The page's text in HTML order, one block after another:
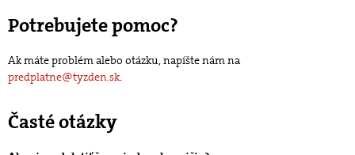
Potrebujete pomoc?
Ak máte problém alebo otázku, napíšte nám na
predplatne@tyzden.sk.
Časté otázky